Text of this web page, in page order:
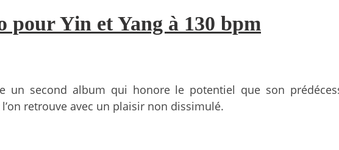
Yin et Yang à 130 bpm
un second album qui honore le potentiel que son
retrouve avec un plaisir non dissimulé.